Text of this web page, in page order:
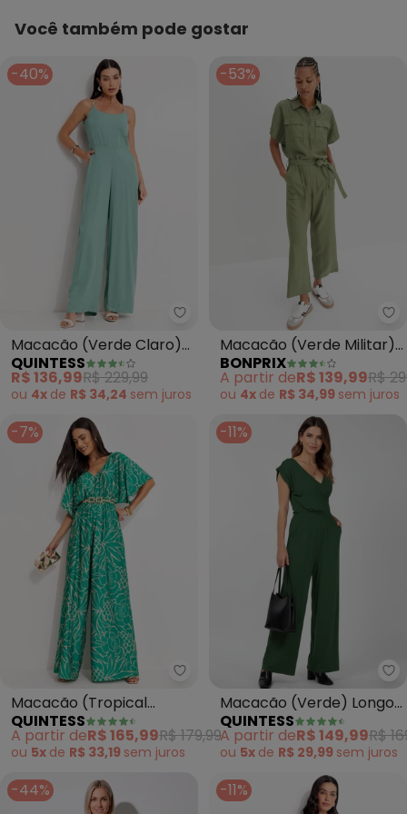
Você também pode gostar
-40%
Quintess - Macacão (Verde
Macacão (Verde Claro)
em Viscose Plana Sarjada
QUINTESS
R$ 136,99R$ 229,99
ou 4x de R$ 34,24 sem juros
-53%
Macacão (Verde Militar)
em Jeans
BONPRIX
A partir deR$ 139,99R$
ou 4x de R$ 34,99 sem juros
-7%
Quintess - Macacão (Tropical
Macacão (Tropical
Verde) em Malha Fria
QUINTESS
A partir deR$ 165,99R$ 179,99
ou 5x de R$ 33,19 sem juros
-11%
Macacão (Verde) Longo
com Bolsos e Faixa
QUINTESS
A partir deR$ 149,99R$
ou 5x de R$ 29,99 sem juros
-44% -11%